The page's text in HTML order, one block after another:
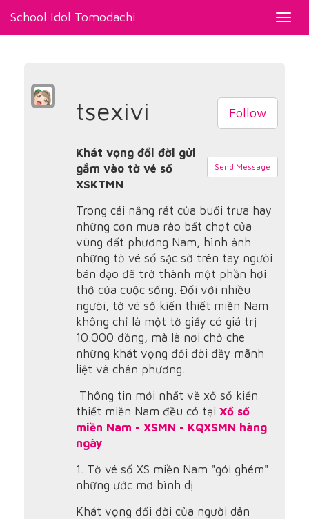
School Idol Tomodachi
Follow
Send Message
tsexivi
Khát vọng đổi đời gửi
gắm vào tờ vé số
XSKTMN
Trong cái nắng rát của buổi trưa hay
những cơn mưa rào bất chợt của
vùng đất phương Nam, hình ảnh
những tờ vé số sặc sỡ trên tay người
bán dạo đã trở thành một phần hơi
thở của cuộc sống. Đối với nhiều
người, tờ vé số kiến thiết miền Nam
không chỉ là một tờ giấy có giá trị
10.000 đồng, mà là nơi chở che
những khát vọng đổi đời đầy mãnh
liệt và chân phương.
Thông tin mới nhất về xổ số kiến
thiết miền Nam đều có tại Xổ số
miền Nam - XSMN - KQXSMN hàng
ngày
1. Tờ vé số XS miền Nam "gói ghém"
những ước mơ bình dị
Khát vọng đổi đời của người dân